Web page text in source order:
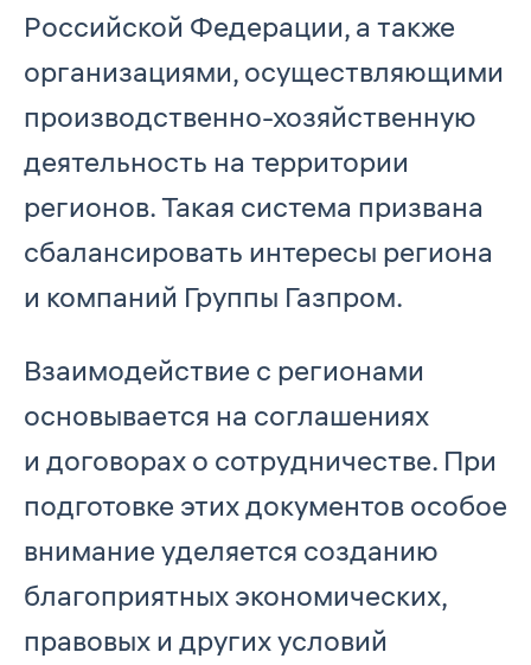
Российской Федерации, а также
организациями, осуществляющими
производственно-хозяйственную
деятельность на территории
регионов. Такая система призвана
сбалансировать интересы региона
и компаний Группы Газпром.
Взаимодействие с регионами
основывается на соглашениях
и договорах о сотрудничестве. При
подготовке этих документов особое
внимание уделяется созданию
благоприятных экономических,
правовых и других условий